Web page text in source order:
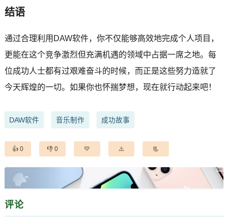
结语
通过合理利用DAW软件，你不仅能够高效地完成个人项目，
更能在这个竞争激烈但充满机遇的领域中占据一席之地。每
位成功人士都有过艰难奋斗的时候，而正是这些努力造就了
今天辉煌的一切。如果你也怀揣梦想，现在就行动起来吧！
DAW软件 音乐制作 成功故事
0 0
评论